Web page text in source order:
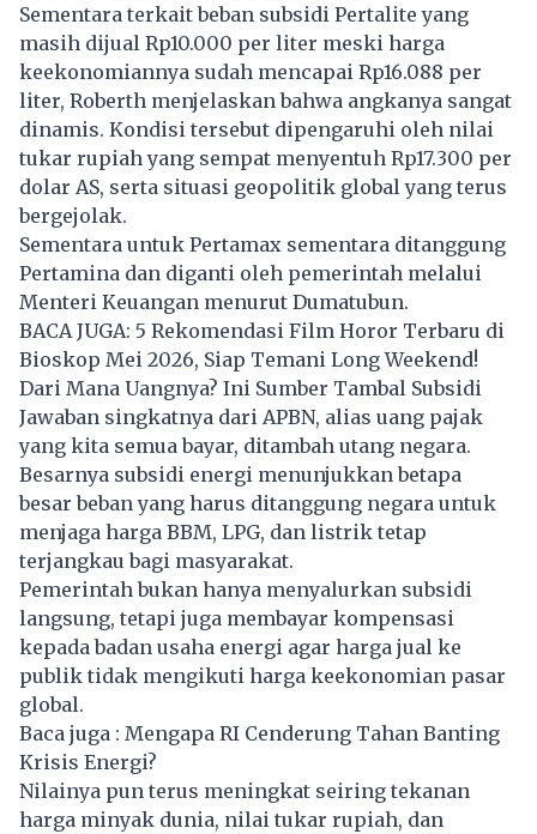
Sementara terkait beban subsidi Pertalite yang
masih dijual Rp10.000 per liter meski harga
keekonomiannya sudah mencapai Rp16.088 per
liter, Roberth menjelaskan bahwa angkanya sangat
dinamis. Kondisi tersebut dipengaruhi oleh nilai
tukar rupiah yang sempat menyentuh Rp17.300 per
dolar AS, serta situasi geopolitik global yang terus
bergejolak.
Sementara untuk Pertamax sementara ditanggung
Pertamina dan diganti oleh pemerintah melalui
Menteri Keuangan menurut Dumatubun.
BACA JUGA: 5 Rekomendasi Film Horor Terbaru di
Bioskop Mei 2026, Siap Temani Long Weekend!
Dari Mana Uangnya? Ini Sumber Tambal Subsidi
Jawaban singkatnya dari APBN, alias uang pajak
yang kita semua bayar, ditambah utang negara.
Besarnya subsidi energi menunjukkan betapa
besar beban yang harus ditanggung negara untuk
menjaga harga BBM, LPG, dan listrik tetap
terjangkau bagi masyarakat.
Pemerintah bukan hanya menyalurkan subsidi
langsung, tetapi juga membayar kompensasi
kepada badan usaha energi agar harga jual ke
publik tidak mengikuti harga keekonomian pasar
global.
Baca juga : Mengapa RI Cenderung Tahan Banting
Krisis Energi?
Nilainya pun terus meningkat seiring tekanan
harga minyak dunia, nilai tukar rupiah, dan